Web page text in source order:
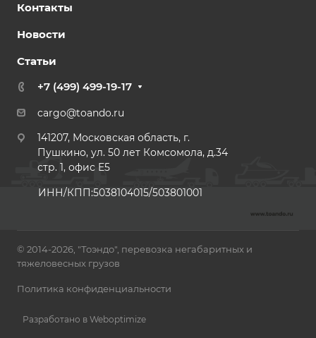
Контакты
Новости
Статьи
+7 (499) 499-19-17
cargo@toando.ru
141207, Московская область, г.
Пушкино, ул. 50 лет Комсомола, д.34
стр. 1, офис E5
ИНН/КПП:5038104015/503801001
© 2014-2026, "Тоэндо", перевозка негабаритных и
тяжеловесных грузов
Политика конфиденциальности
Разработано в Weboptimize